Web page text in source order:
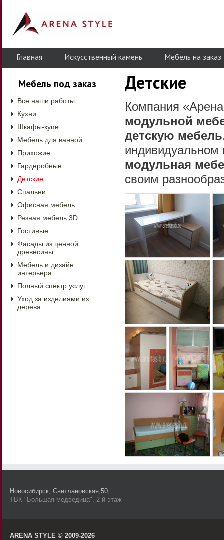
Главная Искусственный камень Мебель на заказ
Мебель под заказ
Все наши работы
Кухни
Шкафы-купе
Мебель для ванной
Прихожие
Гардеробные
Детские
Спальни
Офисная мебель
Резная мебель 3D
Гостиные
Фасады из ценной
древесины
Мебель и дизайн
интерьера
Полный спектр услуг
Уход за изделиями из
дерева
Детские
Компания
модульной
детскую мебель
индивидуальном
модульная
своим
Новосибирск, Светлановская,50,
ТВК "Большая медведица", 2-й этаж
ARENA STYLE © 2009-2026